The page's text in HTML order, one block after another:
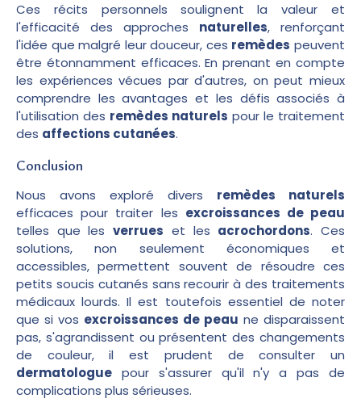
Ces récits personnels soulignent la valeur et
l'efficacité des approches naturelles, renforçant
l'idée que malgré leur douceur, ces remèdes peuvent
être étonnamment efficaces. En prenant en compte
les expériences vécues par d'autres, on peut mieux
comprendre les avantages et les défis associés à
l'utilisation des remèdes naturels pour le traitement
des affections cutanées.
Conclusion
Nous avons exploré divers remèdes naturels
efficaces pour traiter les excroissances de peau
telles que lesverrues et les acrochordons. Ces
solutions, non seulement économiques et
accessibles, permettent souvent de résoudre ces
petits soucis cutanés sans recourir à des traitements
médicaux lourds. Il est toutefois essentiel de noter
que si vos excroissances de peau ne disparaissent
pas, s'agrandissent ou présentent des changements
de couleur, il est prudent de consulter un
dermatologue pour s'assurer qu'il n'y a pas de
complications plus sérieuses.